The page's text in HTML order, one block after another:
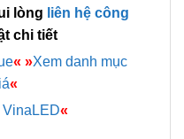
lòng liên hệ công
chi tiết
« »Xem danh mục
«
VinaLED«